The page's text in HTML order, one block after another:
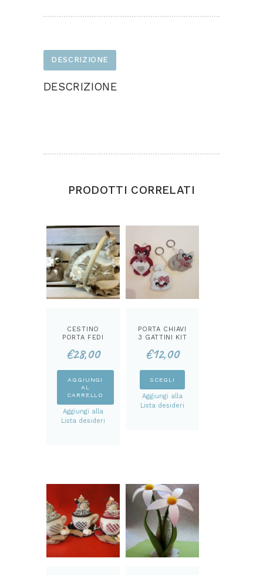
DESCRIZIONE
DESCRIZIONE
PRODOTTI CORRELATI
CESTINO
PORTA FEDI
€28,00
AGGIUNGI
AL
CARRELLO
Aggiungi alla
Lista desideri
PORTA CHIAVI
3 GATTINI KIT
€12,00
SCEGLI
scelte
nella
del
prodotto
Aggiungi alla
Lista desideri